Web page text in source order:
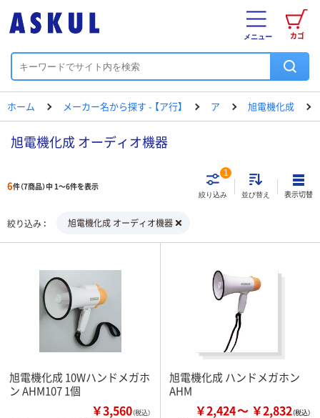
カゴ
メニュー
ホーム メーカー名から探す - 【ア行】 ア 旭電機化成
旭電機化成 オーディオ機器
6件（7商品）中 1～6件を表示
絞り込み
1
並び替え 表示切替
絞り込み 旭電機化成 オーディオ機器
旭電機化成 10Wハンドメガホ
ン AHM107 1個
￥3,560（税込）
旭電機化成 ハンドメガホン
AHM
￥2,424 ￥2,832